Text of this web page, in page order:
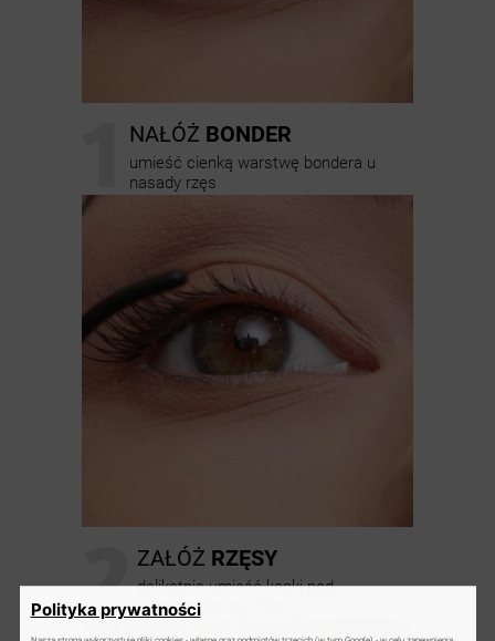
NAŁÓŻ BONDER
umieść cienką warstwę bondera u
nasady rzęs
2 ZAŁÓŻ RZĘSY
delikatnie umieść kępki pod
naturalnymi rzęsami
Polityka prywatności